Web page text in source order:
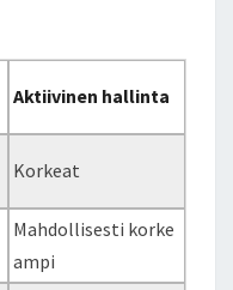
Aktiivinen hallinta
Korkeat
Mahdollisesti korke
ampi